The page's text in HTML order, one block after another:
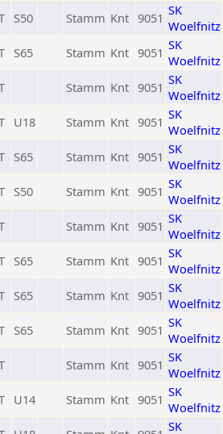
S50 Stamm Knt 9051 SK
Woelfnitz
S65 Stamm Knt 9051 SK
Woelfnitz
Stamm Knt 9051 SK
Woelfnitz
U18 Stamm Knt 9051 SK
Woelfnitz
S65 Stamm Knt 9051 SK
Woelfnitz
S50 Stamm Knt 9051 SK
Woelfnitz
Stamm Knt 9051 SK
Woelfnitz
S65 Stamm Knt 9051 SK
Woelfnitz
S65 Stamm Knt 9051 SK
Woelfnitz
S65 Stamm Knt 9051 SK
Woelfnitz
Stamm Knt 9051 SK
Woelfnitz
U14 Stamm Knt 9051 SK
Woelfnitz
SK